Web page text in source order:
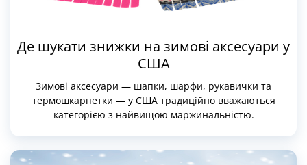
Де шукати знижки на зимові аксесуари у
США
Зимові аксесуари — шапки, шарфи, рукавички та
термошкарпетки — у США традиційно вважаються
категорією з найвищою маржинальністю.
кашеміру з графеновими нитками для надміцності,